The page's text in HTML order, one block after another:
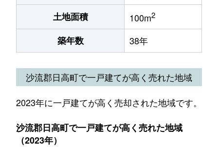
土地面積 100m2
築年数 38年
沙流郡日高町で一戸建てが高く売れた地域
2023年に一戸建てが高く売却された地域です。
沙流郡日高町で一戸建てが高く売れた地域
（2023年）